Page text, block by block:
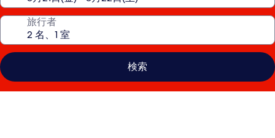
旅行者
検索